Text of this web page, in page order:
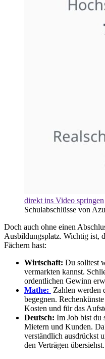
direkt ins Video springen
Schulabschlüsse von
Doch auch ohne einen
Ausbildungsplatz. Wichtig ist,
Fächern hast:
Wirtschaft: Du solltest
vermarkten kannst.
ordentlichen Gewinn
Mathe: Zahlen werden
begegnen.
Kosten und für das
Deutsch: Im Job bist du
Mietern und Kunden.
verständlich ausdrückst
den Verträgen übersiehst.